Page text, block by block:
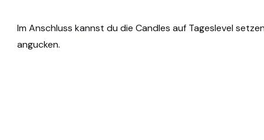
Im Anschluss kannst du die Candles auf Tageslevel
angucken.